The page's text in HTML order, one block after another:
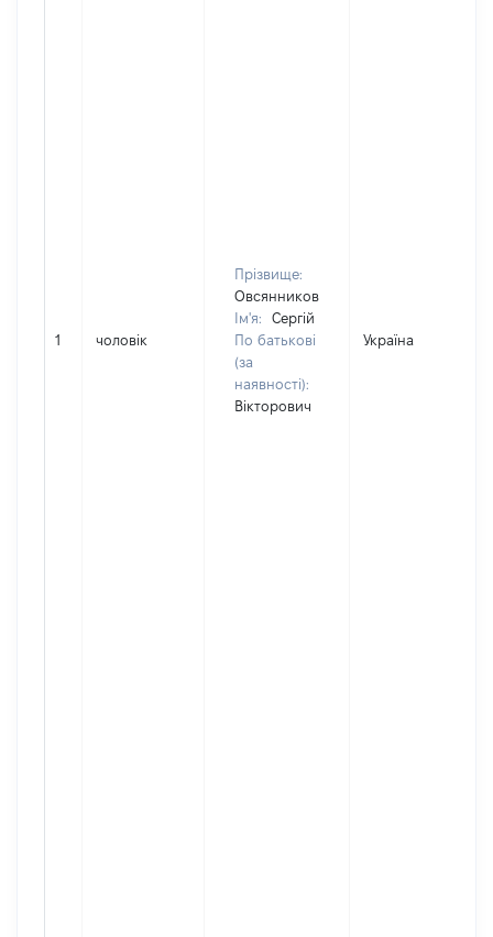
1 чоловік
Прізвище:
Овсянников
Ім'я:
Сергій
По батькові
(за
наявності):
Вікторович
Україна